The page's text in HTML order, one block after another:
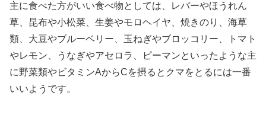
主に食べた方がいい食べ物としては、レバーやほうれん
草、昆布や小松菜、生姜やモロヘイヤ、焼きのり、海草
類、大豆やブルーベリー、玉ねぎやブロッコリー、トマト
やレモン、うなぎやアセロラ、ピーマンといったような主
に野菜類やビタミンAからCを摂るとクマをとるには一番
いいようです。